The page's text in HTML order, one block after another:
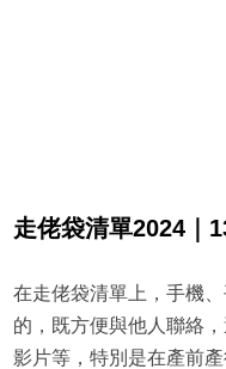
走佬袋清單2024｜
在走佬袋清單上，手機
的，既方便與他人聯絡
影片等，特別是在產前